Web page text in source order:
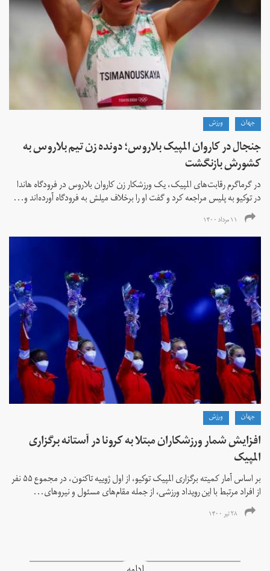
جهان ورزش
جنجال در کاروان المپیک بلاروس؛ دونده زن تیم بلاروس به
کشورش بازنگشت
در گرماگرم رقابت‌های المپیک، یک ورزشکار زن کاروان بلاروس در فرودگاه هاندا
در توکیو به پلیس مراجعه کرد و گفت او را برخلاف میلش به فرودگاه آورده‌اند و...
۱۱ مرداد ۱۴۰۰
جهان ورزش
افزایش شمار ورزشکاران مبتلا به کرونا در آستانه برگزاری
المپیک
بر اساس آمار کمیته برگزاری المپیک توکیو، از اول ژوییه تاکنون، در مجموع ۵۵ نفر
از افراد مرتبط با این رویداد ورزشی، از جمله مقام‌های مسئول و نیروهای...
۲۸ تیر ۱۴۰۰